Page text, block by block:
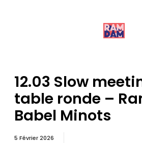
12.03 Slow
table ronde –
Babel Minots
5 Février 2026